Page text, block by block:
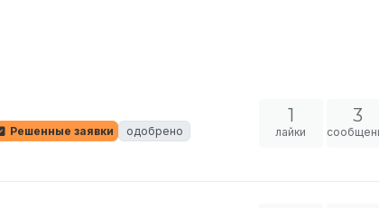
Решенные заявки
одобрено
1
лайки
3